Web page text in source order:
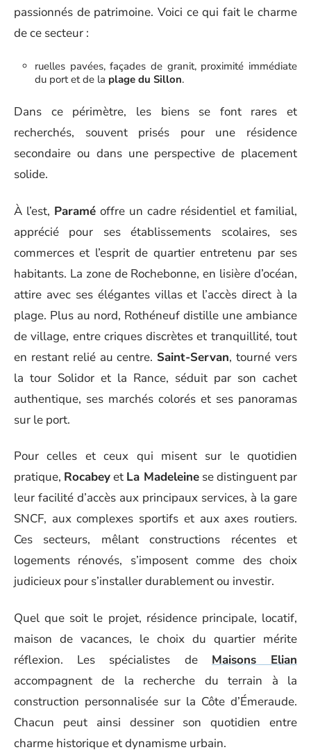
passionnés de patrimoine. Voici ce qui fait le charme
de ce secteur :
ruelles pavées, façades de granit, proximité immédiate
du port et de la plage du Sillon.
Dans ce périmètre, les biens se font rares et
recherchés, souvent prisés pour une résidence
secondaire ou dans une perspective de placement
solide.
À l’est, Paramé offre un cadre résidentiel et familial,
apprécié pour ses établissements scolaires, ses
commerces et l’esprit de quartier entretenu par ses
habitants. La zone de Rochebonne, en lisière d’océan,
attire avec ses élégantes villas et l’accès direct à la
plage. Plus au nord, Rothéneuf distille une ambiance
de village, entre criques discrètes et tranquillité, tout
en restant relié au centre. Saint-Servan, tourné vers
la tour Solidor et la Rance, séduit par son cachet
authentique, ses marchés colorés et ses panoramas
sur le port.
Pour celles et ceux qui misent sur le quotidien
pratique, Rocabeyet La Madeleinese distinguent par
leur facilité d’accès aux principaux services, à la gare
SNCF, aux complexes sportifs et aux axes routiers.
Ces secteurs, mêlant constructions récentes et
logements rénovés, s’imposent comme des choix
judicieux pour s’installer durablement ou investir.
Quel que soit le projet, résidence principale, locatif,
maison de vacances, le choix du quartier mérite
réflexion. Les spécialistes de Maisons Elian
accompagnent de la recherche du terrain à la
construction personnalisée sur la Côte d’Émeraude.
Chacun peut ainsi dessiner son quotidien entre
charme historique et dynamisme urbain.